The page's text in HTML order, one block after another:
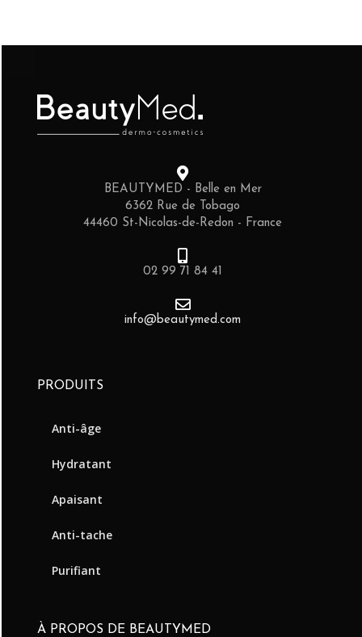
BEAUTYMED - Belle en Mer
6362 Rue de Tobago
44460 St-Nicolas-de-Redon - France
02 99 71 84 41
info@beautymed.com
PRODUITS
Anti-âge
Hydratant
Apaisant
Anti-tache
Purifiant
À PROPOS DE BEAUTYMED